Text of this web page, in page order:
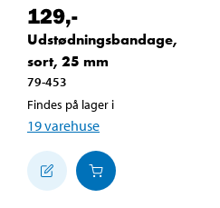
129,-
Udstødningsbandage,
sort, 25 mm
79-453
Findes på lager i
19varehuse